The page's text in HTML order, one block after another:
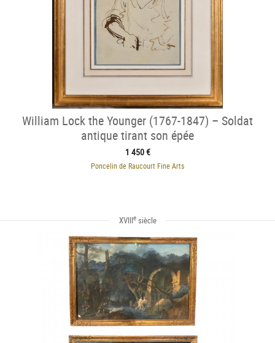
William Lock the Younger (1767-1847) – Soldat
antique tirant son épée
1 450 €
Poncelin de Raucourt Fine Arts
XVIIIesiècle